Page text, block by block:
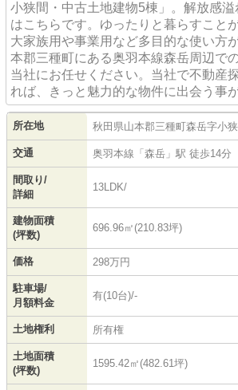
小狭間・中古土地建物5棟」。解放感
はこちらです。ゆったりと暮らすこと
大家族用や事業用など多目的な使い方
本郡三種町にある奥羽本線森岳周辺で
当社にお任せください。当社で不動産
れば、きっと魅力的な物件に出会う事
所在地 秋田県山本郡三種町森岳字小
交通 奥羽本線 「 森岳 」駅 徒歩14分
間取り/
詳細
13LDK/
建物面積
(坪数)
696.96㎡(210.83坪)
価格 298万円
駐車場/
月額料金
有(10台)/-
土地権利 所有権
土地面積
(坪数)
1595.42㎡(482.61坪)